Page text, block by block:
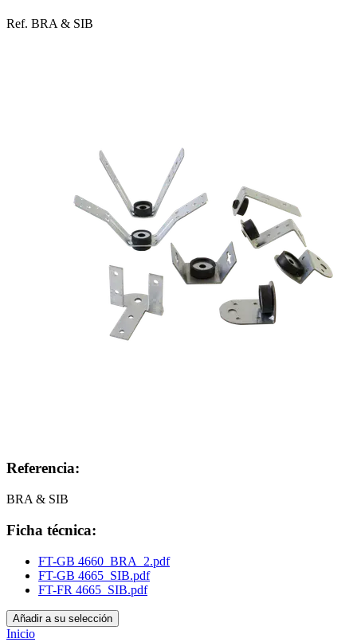
Ref. BRA & SIB
Referencia:
BRA & SIB
Ficha técnica:
FT-GB 4660_BRA_2.pdf
FT-GB 4665_SIB.pdf
FT-FR 4665_SIB.pdf
Añadir a su selección
Inicio